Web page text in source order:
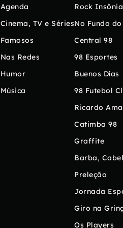
Agenda
Cinema, TV e Séries
Famosos
Nas Redes
Humor
Música
Rock Insônia
No Fundo
Central 98
98 Esportes
Buenos Días
98 Futebol
Ricardo
Catimba 98
Graffite
Barba,
Preleção
Jornada
Giro na
Os Players